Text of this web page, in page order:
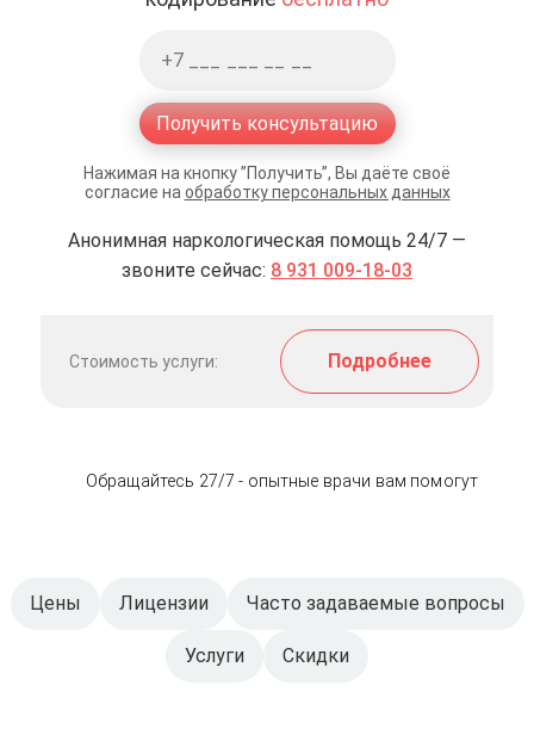
Получить консультацию
Нажимая на кнопку ”Получить”, Вы даёте своё
согласие на обработку персональных данных
Анонимная наркологическая помощь 24/7 —
звоните сейчас: 8 931 009-18-03
Стоимость услуги: Подробнее
Обращайтесь 27/7 - опытные врачи вам помогут
Цены Лицензии Часто задаваемые вопросы
Услуги Скидки